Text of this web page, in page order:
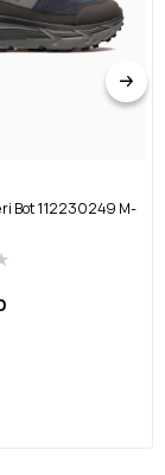
Bot 112230249 M-